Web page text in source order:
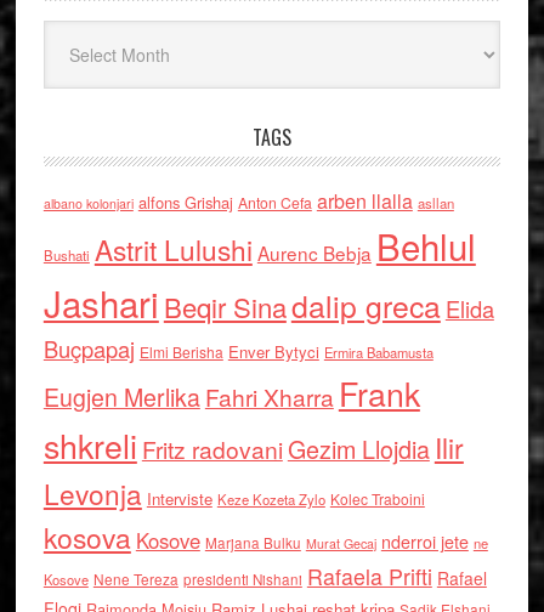
TAGS
albano kolonjari alfons Grishaj Anton Cefa arben llalla asllan
Bushati Astrit Lulushi Aurenc Bebja Behlul
Jashari Beqir Sinadalip grecaElida
Buçpapaj Elmi Berisha Enver Bytyci Ermira Babamusta
Eugjen MerlikaFahri Xharra Frank
shkreli Fritz radovaniGezim Llojdia Ilir
Levonja Interviste Keze Kozeta Zylo Kolec Traboini
kosova Kosove Marjana Bulku Murat Gecaj nderroi jete ne
Kosove Nene Tereza presidenti Nishani Rafaela Prifti Rafael